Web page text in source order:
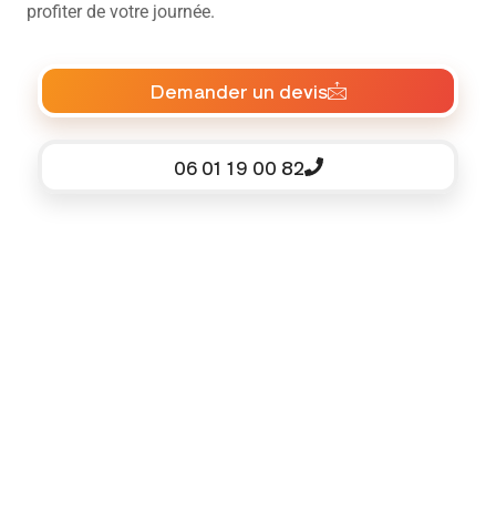
profiter de votre journée.
Demander un devis
06 01 19 00 82